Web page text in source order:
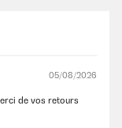
05/08/2026
de vos retours